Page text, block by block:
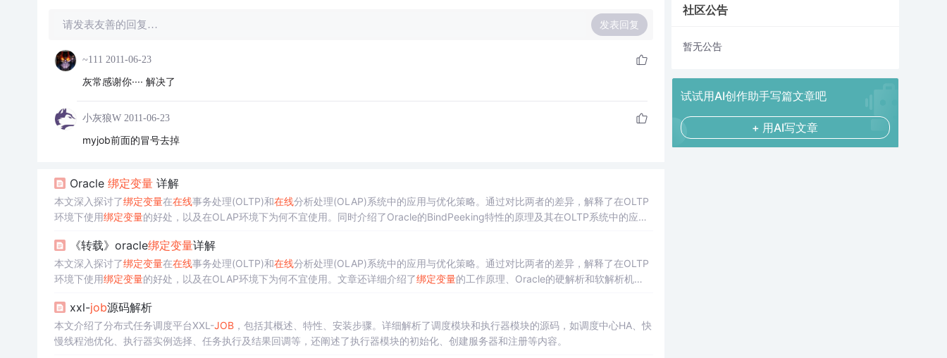
请发表友善的回复… 发表回复
~111 2011-06-23
灰常感谢你···· 解决了
小灰狼W 2011-06-23
myjob前面的冒号去掉
Oracle 绑定变量详解
本文深入探讨了绑定变量在在线事务处理(OLTP)和在线分析处理(OLAP)系统中的应用与优化策略。通过对比两者的差异，解释了在OLTP
环境下使用绑定变量的好处，以及在OLAP环境下为何不宜使用。同时介绍了Oracle的BindPeeking特性的原理及其在OLTP系统中的应用
《转载》oracle绑定变量详解
本文深入探讨了绑定变量在在线事务处理(OLTP)和在线分析处理(OLAP)系统中的应用与优化策略。通过对比两者的差异，解释了在OLTP
环境下使用绑定变量的好处，以及在OLAP环境下为何不宜使用。文章还详细介绍了绑定变量的工作原理、Oracle的硬解析和软解析机
xxl-job源码解析
本文介绍了分布式任务调度平台XXL-JOB，包括其概述、特性、安装步骤。详细解析了调度模块和执行器模块的源码，如调度中心HA、快
慢线程池优化、执行器实例选择、任务执行及结果回调等，还阐述了执行器模块的初始化、创建服务器和注册等内容。
社区公告
暂无公告
试试用AI创作助手写篇文章吧
+ 用AI写文章